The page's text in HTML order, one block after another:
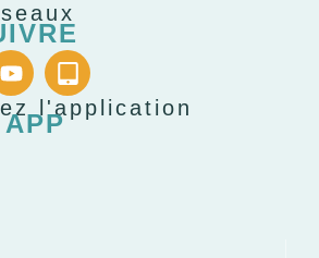
l'application